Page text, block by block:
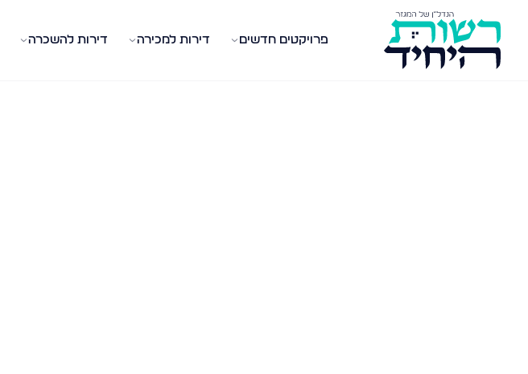
פרויקטים חדשים דירות למכירה דירות להשכרה